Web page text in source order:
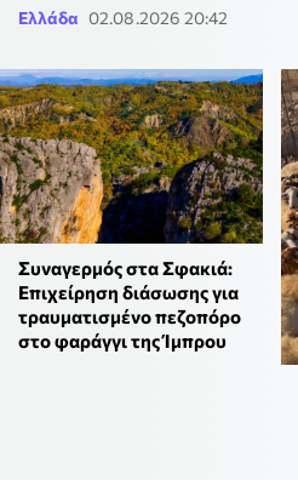
Ελλάδα 02.08.2026 20:42
Συναγερμός στα Σφακιά:
Επιχείρηση διάσωσης για
τραυματισμένο πεζοπόρο
στο φαράγγι της Ίμπρου